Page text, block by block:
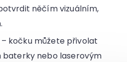
něčím vizuálním,
– kočku můžete přivolat
nebo laserovým